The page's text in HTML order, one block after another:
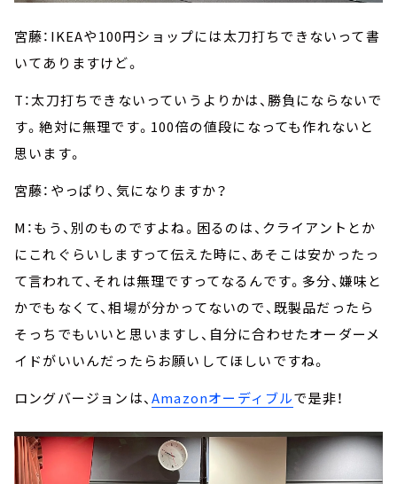
宮藤：IKEAや100円ショップには太刀打ちできないって書
いてありますけど。
T：太刀打ちできないっていうよりかは、勝負にならないで
す。絶対に無理です。100倍の値段になっても作れないと
思います。
宮藤：やっぱり、気になりますか？
M：もう、別のものですよね。困るのは、クライアントとか
にこれぐらいしますって伝えた時に、あそこは安かったっ
て言われて、それは無理ですってなるんです。多分、嫌味と
かでもなくて、相場が分かってないので、既製品だったら
そっちでもいいと思いますし、自分に合わせたオーダーメ
イドがいいんだったらお願いしてほしいですね。
ロングバージョンは、 Amazonオーディブルで是非！